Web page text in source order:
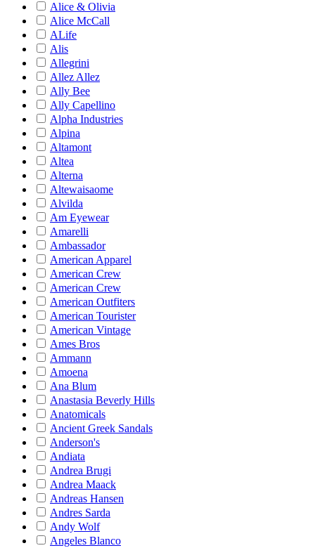
Alice & Olivia
Alice McCall
ALife
Alis
Allegrini
Allez Allez
Ally Bee
Ally Capellino
Alpha Industries
Alpina
Altamont
Altea
Alterna
Altewaisaome
Alvilda
Am Eyewear
Amarelli
Ambassador
American Apparel
American Crew
American Crew
American Outfiters
American Tourister
American Vintage
Ames Bros
Ammann
Amoena
Ana Blum
Anastasia Beverly Hills
Anatomicals
Ancient Greek Sandals
Anderson's
Andiata
Andrea Brugi
Andrea Maack
Andreas Hansen
Andres Sarda
Andy Wolf
Angeles Blanco